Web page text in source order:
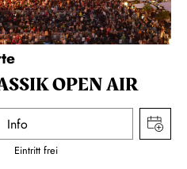
OPEN AIR
Info
Eintritt frei